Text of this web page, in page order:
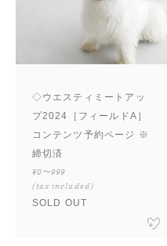
◇ウエスティミートアッ
プ2024［フィールドA］
コンテンツ予約ページ ※
締切済
¥0〜999
(tax included)
SOLD OUT